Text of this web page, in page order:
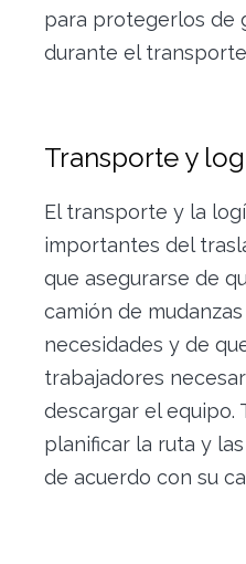
para protegerlos de
durante el
Transporte y
El transporte y la
importantes del
que asegurarse de
camión de
necesidades y de
trabajadores
descargar el equipo.
planificar la ruta y
de acuerdo con su